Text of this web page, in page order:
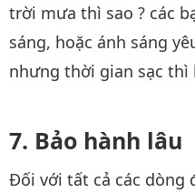
trời mưa thì sao ? các
sáng, hoặc ánh sáng
nhưng thời gian sạc
Bảo hành lâu
Đối với tất cả các dòng